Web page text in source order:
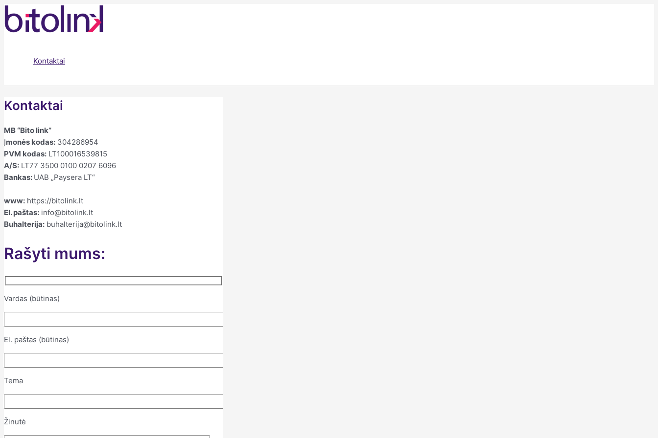
Skip
to
content
Kontaktai
Kontaktai
MB “Bito link”
Įmonės kodas: 304286954
PVM kodas: LT100016539815
A/S: LT77 3500 0100 0207 6096
Bankas: UAB „Paysera LT“
www: https://bitolink.lt
El. paštas: info@bitolink.lt
Buhalterija: buhalterija@bitolink.lt
Rašyti mums:
Vardas (būtinas)
El. paštas (būtinas)
Tema
Žinutė